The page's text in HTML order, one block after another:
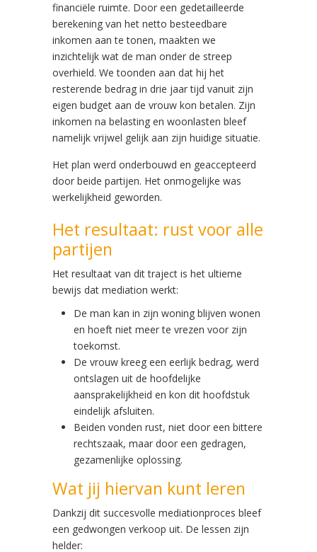
financiële ruimte. Door een gedetailleerde
berekening van het netto besteedbare
inkomen aan te tonen, maakten we
inzichtelijk wat de man onder de streep
overhield. We toonden aan dat hij het
resterende bedrag in drie jaar tijd vanuit zijn
eigen budget aan de vrouw kon betalen. Zijn
inkomen na belasting en woonlasten bleef
namelijk vrijwel gelijk aan zijn huidige situatie.
Het plan werd onderbouwd en geaccepteerd
door beide partijen. Het onmogelijke was
werkelijkheid geworden.
Het resultaat: rust voor alle
partijen
Het resultaat van dit traject is het ultieme
bewijs dat mediation werkt:
De man kan in zijn woning blijven wonen
en hoeft niet meer te vrezen voor zijn
toekomst.
De vrouw kreeg een eerlijk bedrag, werd
ontslagen uit de hoofdelijke
aansprakelijkheid en kon dit hoofdstuk
eindelijk afsluiten.
Beiden vonden rust, niet door een bittere
rechtszaak, maar door een gedragen,
gezamenlijke oplossing.
Wat jij hiervan kunt leren
Dankzij dit succesvolle mediationproces bleef
een gedwongen verkoop uit. De lessen zijn
helder: